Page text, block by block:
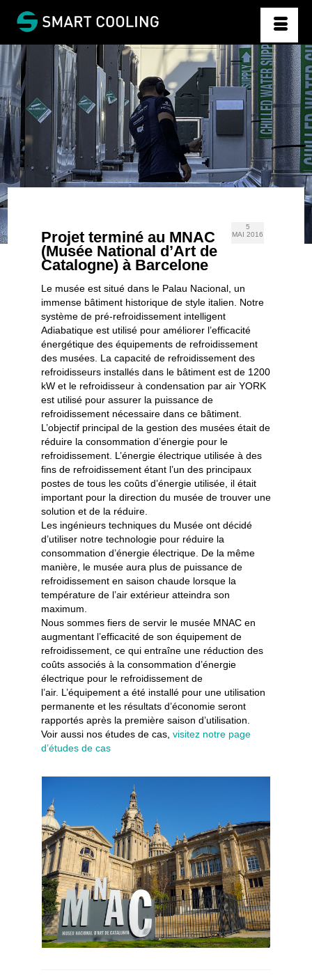
5
MAI 2016
Projet terminé au MNAC
(Musée National d’Art de
Catalogne) à Barcelone
Le musée est situé dans le Palau Nacional, un
immense bâtiment historique de style italien. Notre
système de pré-refroidissement intelligent
Adiabatique est utilisé pour améliorer l’efficacité
énergétique des équipements de refroidissement
des musées. La capacité de refroidissement des
refroidisseurs installés dans le bâtiment est de 1200
kW et le refroidisseur à condensation par air YORK
est utilisé pour assurer la puissance de
refroidissement nécessaire dans ce bâtiment.
L’objectif principal de la gestion des musées était de
réduire la consommation d’énergie pour le
refroidissement. L’énergie électrique utilisée à des
fins de refroidissement étant l’un des principaux
postes de tous les coûts d’énergie utilisée, il était
important pour la direction du musée de trouver une
solution et de la réduire.
Les ingénieurs techniques du Musée ont décidé
d’utiliser notre technologie pour réduire la
consommation d’énergie électrique. De la même
manière, le musée aura plus de puissance de
refroidissement en saison chaude lorsque la
température de l’air extérieur atteindra son
maximum.
Nous sommes fiers de servir le musée MNAC en
augmentant l’efficacité de son équipement de
refroidissement, ce qui entraîne une réduction des
coûts associés à la consommation d’énergie
électrique pour le refroidissement de
l’air. L’équipement a été installé pour une utilisation
permanente et les résultats d’économie seront
rapportés après la première saison d’utilisation.
Voir aussi nos études de cas, visitez notre page
d’études de cas